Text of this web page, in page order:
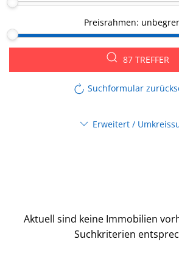
Preisrahmen:
87 TREFFER
Suchformular
Erweitert /
Aktuell sind keine Immobilien
Suchkriterien